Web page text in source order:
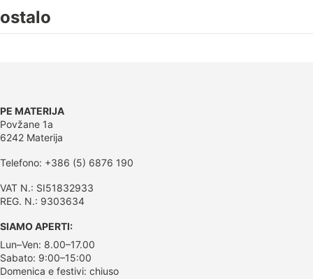
ostalo
PE MATERIJA
Povžane 1a
6242 Materija
Telefono: +386 (5) 6876 190
VAT N.: SI51832933
REG. N.: 9303634
SIAMO APERTI:
Lun–Ven: 8.00–17.00
Sabato: 9:00–15:00
Domenica e festivi: chiuso